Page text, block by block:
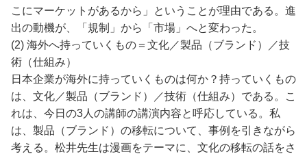
こにマーケットがあるから」ということが理由である。進
出の動機が、「規制」から「市場」へと変わった。
(2) 海外へ持っていくもの＝文化／製品（ブランド）／技
術（仕組み）
日本企業が海外に持っていくものは何か？持っていくもの
は、文化／製品（ブランド）／技術（仕組み）である。こ
れは、今日の3人の講師の講演内容と呼応している。私
は、製品（ブランド）の移転について、事例を引きながら
考える。松井先生は漫画をテーマに、文化の移転の話をさ